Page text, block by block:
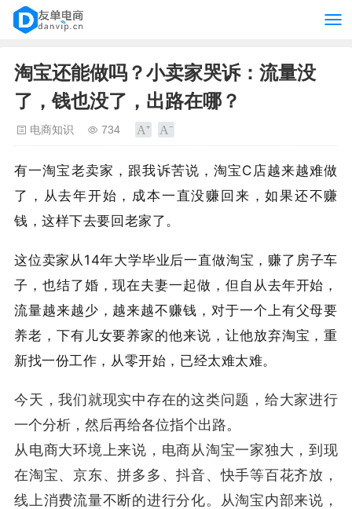
淘宝还能做吗？小卖家哭诉：流量没
了，钱也没了，出路在哪？
电商知识 734
有一淘宝老卖家，跟我诉苦说，淘宝C店越来越难做
了，从去年开始，成本一直没赚回来，如果还不赚
钱，这样下去要回老家了。
这位卖家从14年大学毕业后一直做淘宝，赚了房子车
子，也结了婚，现在夫妻一起做，但自从去年开始，
流量越来越少，越来越不赚钱，对于一个上有父母要
养老，下有儿女要养家的他来说，让他放弃淘宝，重
新找一份工作，从零开始，已经太难太难。
今天，我们就现实中存在的这类问题，给大家进行
一个分析，然后再给各位指个出路。
从电商大环境上来说，电商从淘宝一家独大，到现
在淘宝、京东、拼多多、抖音、快手等百花齐放，
线上消费流量不断的进行分化。从淘宝内部来说，